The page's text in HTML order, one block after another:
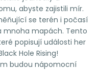
abyste zajistili mír.
se terén i počasí
mnoha mapách. Tento
popisují události her
Hole Rising!
budou nápomocní